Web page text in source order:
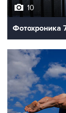
10
Фотохроника